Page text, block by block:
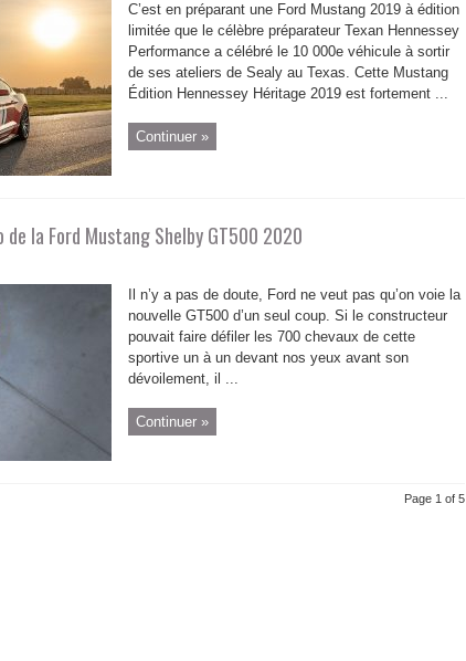
C’est en préparant une Ford Mustang 2019 à édition
limitée que le célèbre préparateur Texan Hennessey
Performance a célébré le 10 000e véhicule à sortir
de ses ateliers de Sealy au Texas. Cette Mustang
Édition Hennessey Héritage 2019 est fortement ...
Continuer »
de la Ford Mustang Shelby GT500 2020
Il n’y a pas de doute, Ford ne veut pas qu’on voie la
nouvelle GT500 d’un seul coup. Si le constructeur
pouvait faire défiler les 700 chevaux de cette
sportive un à un devant nos yeux avant son
dévoilement, il ...
Continuer »
Page 1 of 5